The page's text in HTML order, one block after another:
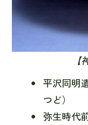
平沢同明
つど）
弥生時代